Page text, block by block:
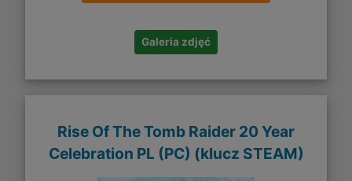
Galeria zdjęć
Rise Of The Tomb Raider 20 Year
Celebration PL (PC) (klucz STEAM)